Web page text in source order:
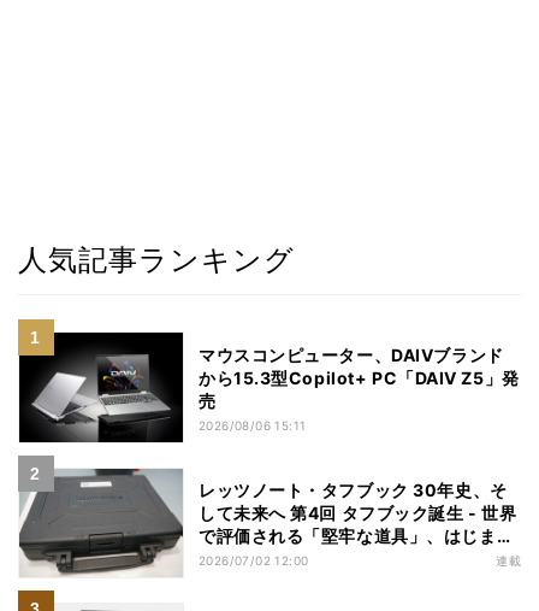
人気記事ランキング
マウスコンピューター、DAIVブランド
から15.3型Copilot+ PC「DAIV Z5」発
売
2026/08/06 15:11
レッツノート・タフブック 30年史、そ
して未来へ 第4回 タフブック誕生 - 世界
で評価される「堅牢な道具」、はじまり
は海外だった
2026/07/02 12:00 連載